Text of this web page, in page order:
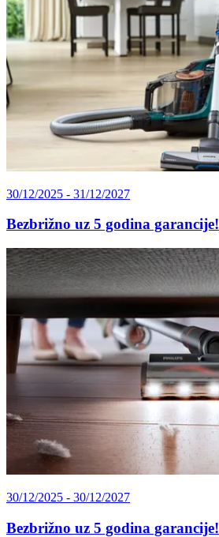
30/12/2025 - 31/12/2027
Bezbrižno uz 5 godina garancije!
30/12/2025 - 30/12/2027
Bezbrižno uz 5 godina garancije!